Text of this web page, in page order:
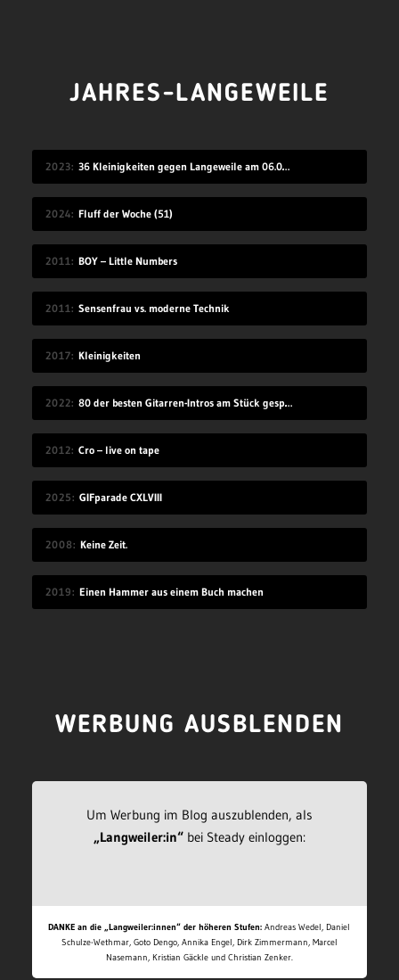
JAHRES-LANGEWEILE
2023 36 Kleinigkeiten gegen Langeweile am 06.08.2023
2024 Fluff der Woche (51)
2011 BOY – Little Numbers
2011 Sensenfrau vs. moderne Technik
2017 Kleinigkeiten
2022 80 der besten Gitarren-Intros am Stück gespielt
2012 Cro – live on tape
2025 GIFparade CXLVIII
2008 Keine Zeit.
2019 Einen Hammer aus einem Buch machen
WERBUNG AUSBLENDEN
Um Werbung im Blog auszublenden, als
„Langweiler:in“bei Steady einloggen:
DANKE an die „Langweiler:innen“ der höheren Stufen: Andreas Wedel, Daniel
Schulze-Wethmar, Goto Dengo, Annika Engel, Dirk Zimmermann, Marcel
Nasemann, Kristian Gäckle und Christian Zenker.